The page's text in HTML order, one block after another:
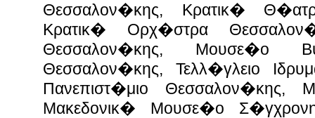
Θεσσαλον�κης, Κρατικ�
Κρατικ� Ορχ�στρα
Θεσσαλον�κης, Μουσε�ο
Θεσσαλον�κης, Τελλ�γλειο
Πανεπιστ�μιο Θεσσαλον�κης,
Μακεδονικ� Μουσε�ο